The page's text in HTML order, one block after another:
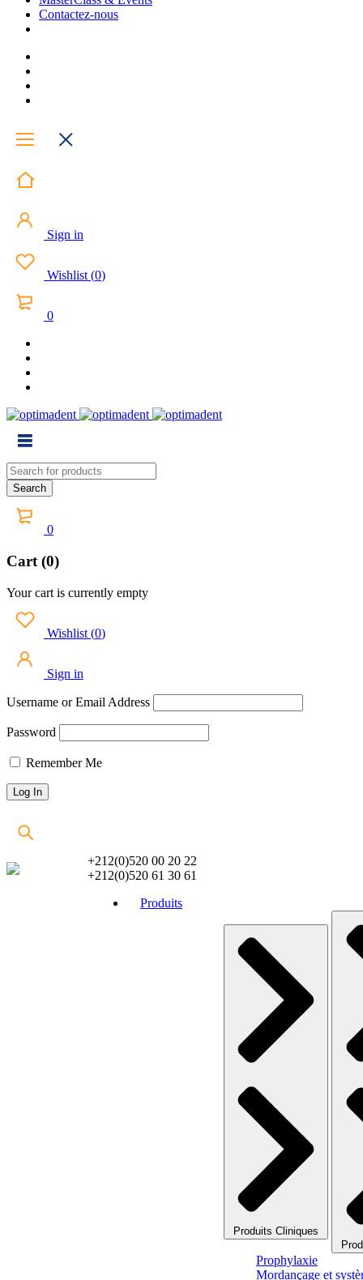
Contactez-nous
Sign in
Wishlist (0)
0
0
Cart (0)
Your cart is currently empty
Wishlist (0)
Sign in
Username or Email Address
Password
Remember Me
+212(0)520 00 20 22
+212(0)520 61 30 61
Produits
Produits Cliniques
Prophylaxie
Mordançage et